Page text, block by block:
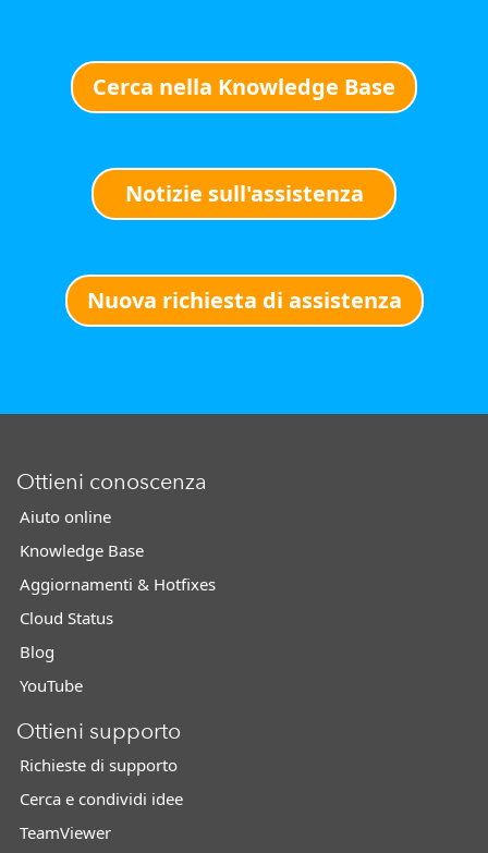
Cerca nella Knowledge Base
Notizie sull'assistenza
Nuova richiesta di assistenza
Ottieni conoscenza
Aiuto online
Knowledge Base
Aggiornamenti & Hotfixes
Cloud Status
Blog
YouTube
Ottieni supporto
Richieste di supporto
Cerca e condividi idee
TeamViewer